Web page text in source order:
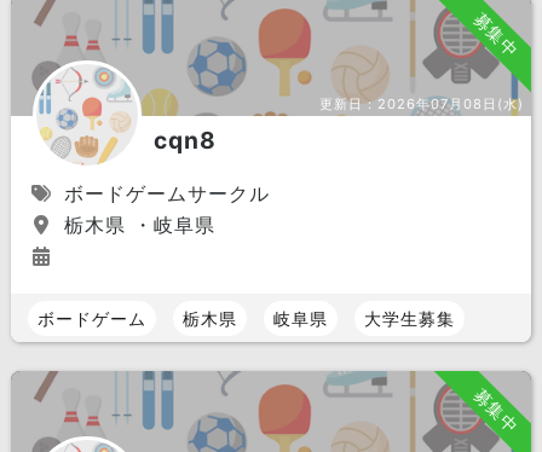
募集中
更新日：2026年07月08日(水)
cqn8
ボードゲームサークル
栃木県 ・岐阜県
ボードゲーム 栃木県 岐阜県 大学生募集
募集中